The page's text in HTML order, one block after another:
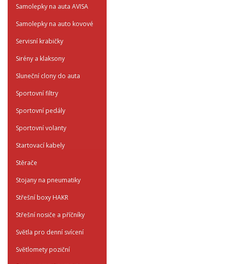
Samolepky na auta AVISA
Samolepky na auto kovové
Servisní krabičky
Sirény a klaksony
Sluneční clony do auta
Sportovní filtry
Sportovní pedály
Sportovní volanty
Startovací kabely
Stěrače
Stojany na pneumatiky
Střešní boxy HAKR
Střešní nosiče a příčníky
Světla pro denní svícení
Světlomety poziční